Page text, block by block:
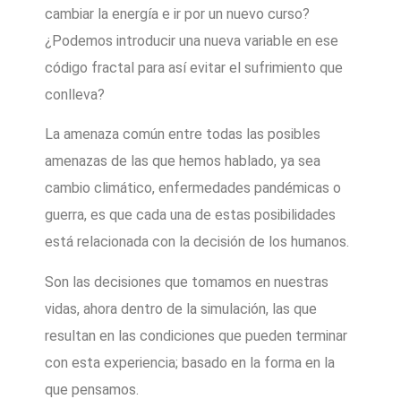
cambiar la energía e ir por un nuevo curso?
¿Podemos introducir una nueva variable en ese
código fractal para así evitar el sufrimiento que
conlleva?
La amenaza común entre todas las posibles
amenazas de las que hemos hablado, ya sea
cambio climático, enfermedades pandémicas o
guerra, es que cada una de estas posibilidades
está relacionada con la decisión de los humanos.
Son las decisiones que tomamos en nuestras
vidas, ahora dentro de la simulación, las que
resultan en las condiciones que pueden terminar
con esta experiencia; basado en la forma en la
que pensamos.